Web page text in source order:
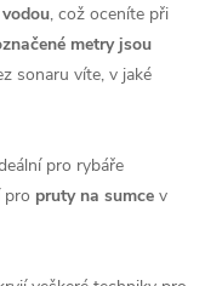
, což oceníte při
metry jsou
sonaru víte, v jaké
pro rybáře
pro pruty na sumce v